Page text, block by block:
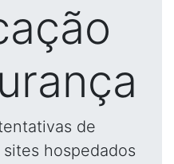
de
hospedados